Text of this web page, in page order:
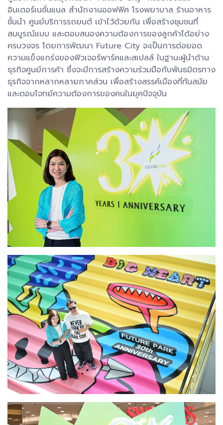
อินเตอร์เนชั่นแนล สำนักงานออฟฟิศ โรงพยาบาล ร้านอาหาร
ชั้นนำ ศูนย์บริการรถยนต์ เข้าไว้ด้วยกัน เพื่อสร้างชุมชนที่
สมบูรณ์แบบ และตอบสนองความต้องการของลูกค้าได้อย่าง
ครบวงจร โดยการพัฒนา Future City จะเป็นการต่อยอด
ความแข็งแกร่งของฟิวเจอร์พาร์คและสเปลล์ ในฐานะผู้นำด้าน
ธุรกิจศูนย์การค้า ซึ่งจะมีการสร้างความร่วมมือกับพันธมิตรทาง
ธุรกิจจากหลากหลายภาคส่วน เพื่อสร้างสรรค์เมืองที่ทันสมัย
และตอบโจทย์ความต้องการของคนในยุคปัจจุบัน